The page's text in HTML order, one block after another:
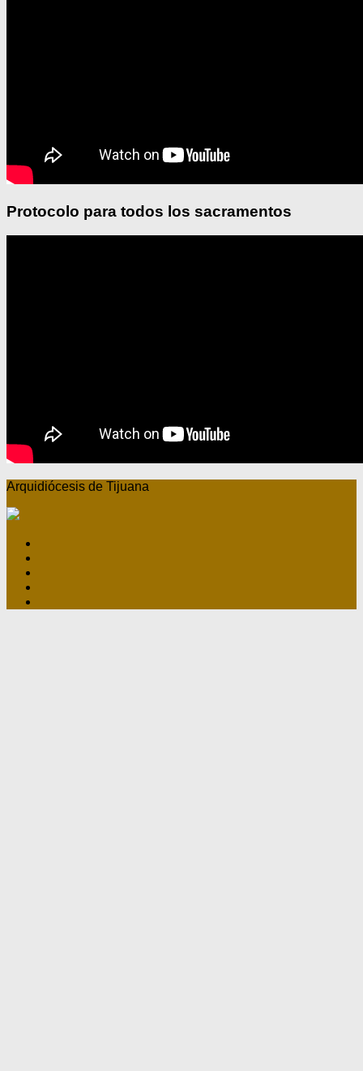
Protocolo para todos los sacramentos
Arquidiócesis de Tijuana